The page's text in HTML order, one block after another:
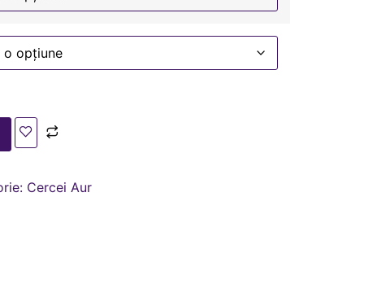
Cercei Aur